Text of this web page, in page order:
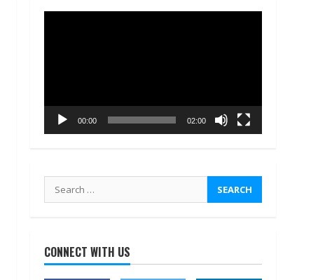
00:00 02:00
Search
for:
CONNECT WITH US